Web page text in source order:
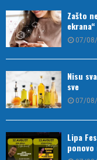
Zašto
ekrana“
07/
Nisu
sve
07/
Lipa